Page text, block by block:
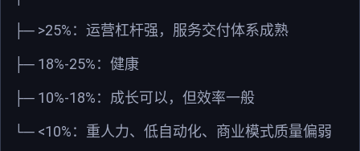
├─ >25% ：运营杠杆强，服务交付体系成熟
├─ 18%-25% ：健康
├─ 10%-18% ：成长可以，但效率一般
└─ <10% ：重人力、低自动化、商业模式质量偏弱